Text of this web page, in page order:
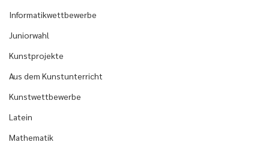
Informatikwettbewerbe
Juniorwahl
Kunstprojekte
Aus dem Kunstunterricht
Kunstwettbewerbe
Latein
Mathematik